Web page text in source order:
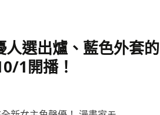
選出爐、藍色外套的
1開播！